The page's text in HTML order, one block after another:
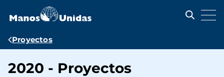
contenido
Ruta
navegación
Proyectos
2020 - Proyectos